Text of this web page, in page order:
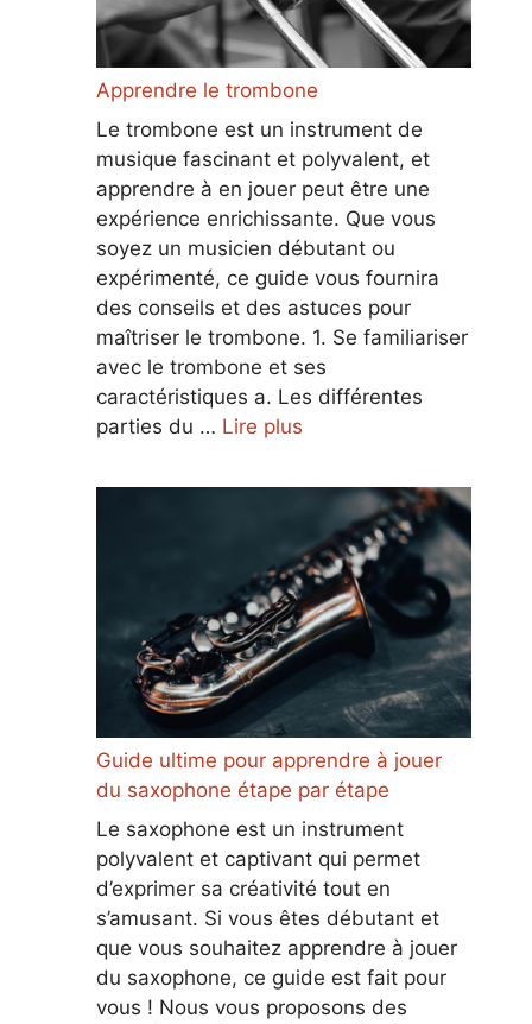
Apprendre le trombone
Le trombone est un instrument de
musique fascinant et polyvalent, et
apprendre à en jouer peut être une
expérience enrichissante. Que vous
soyez un musicien débutant ou
expérimenté, ce guide vous fournira
des conseils et des astuces pour
maîtriser le trombone. 1. Se familiariser
avec le trombone et ses
caractéristiques a. Les différentes
parties du … Lire plus
Guide ultime pour apprendre à jouer
du saxophone étape par étape
Le saxophone est un instrument
polyvalent et captivant qui permet
d’exprimer sa créativité tout en
s’amusant. Si vous êtes débutant et
que vous souhaitez apprendre à jouer
du saxophone, ce guide est fait pour
vous ! Nous vous proposons des